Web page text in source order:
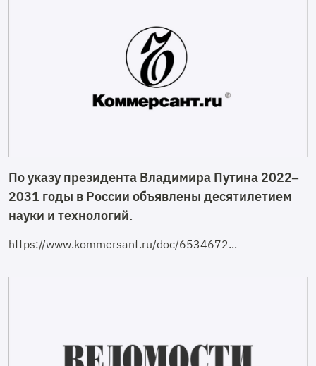
По указу президента Владимира Путина 2022–
2031 годы в России объявлены десятилетием
науки и технологий.
https://www.kommersant.ru/doc/6534672...